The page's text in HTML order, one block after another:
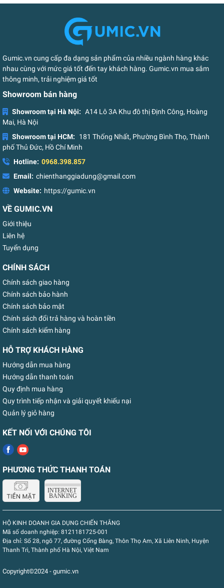
Gumic.vn cung cấp đa dạng sản phẩm của nhiều ngành hàng khác
nhau cùng với mức giá tốt đến tay khách hàng. Gumic.vn mua sắm
thông minh, trải nghiệm giá tốt
Showroom bán hàng
Showroom tại Hà Nội: A14 Lô 3A Khu đô thị Định Công, Hoàng
Mai, Hà Nội
Showroom tại HCM:
181 Thống Nhất, Phường Bình Thọ, Thành
phố Thủ Đức, Hồ Chí Minh
Hotline: 0968.398.857
Email: chienthanggiadung@gmail.com
Website: https://gumic.vn
VỀ GUMIC.VN
Giới thiệu
Liên hệ
Tuyển dụng
CHÍNH SÁCH
Chính sách giao hàng
Chính sách bảo hành
Chính sách bảo mật
Chính sách đổi trả hàng và hoàn tiền
Chính sách kiểm hàng
HỖ TRỢ KHÁCH HÀNG
Hướng dẫn mua hàng
Hướng dẫn thanh toán
Quy định mua hàng
Quy trình tiếp nhận và giải quyết khiếu nại
Quản lý giỏ hàng
KẾT NỐI VỚI CHÚNG TÔI
PHƯƠNG THỨC THANH TOÁN
HỘ KINH DOANH GIA DỤNG CHIẾN THẮNG
Mã số doanh nghiệp: 8121181725-001
Địa chỉ: Số 28, ngõ 77, đường Cổng Bàng, Thôn Thọ Am, Xã Liên Ninh, Huyện
Thanh Trì, Thành phố Hà Nội, Việt Nam
Copyright©2024 - gumic.vn